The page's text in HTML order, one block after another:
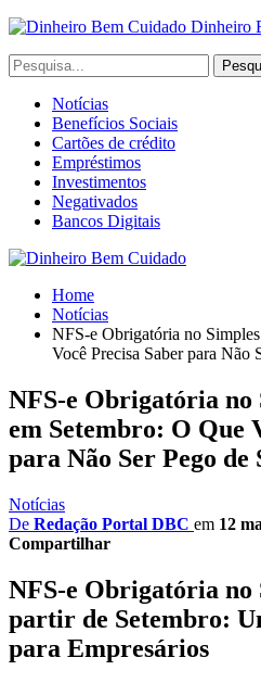
Dinheiro
Notícias
Benefícios Sociais
Cartões de crédito
Empréstimos
Investimentos
Negativados
Bancos Digitais
Home
Notícias
NFS-e Obrigatória no
Você Precisa Saber para Não
NFS-e Obrigatória no
em Setembro: O Que
para Não Ser Pego de
Notícias
De Redação Portal DBC em 12
Compartilhar
NFS-e Obrigatória no
partir de Setembro:
para Empresários